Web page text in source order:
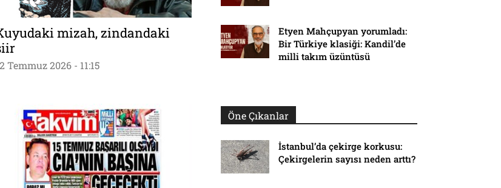
mizah, zindandaki
Temmuz 2026 - 11:15
Etyen Mahçupyan yorumladı:
Bir Türkiye klasiği: Kandil’de
milli takım üzüntüsü
Öne Çıkanlar
İstanbul’da çekirge korkusu:
Çekirgelerin sayısı neden arttı?